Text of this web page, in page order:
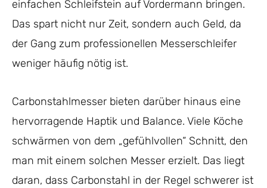
einfachen Schleifstein auf Vordermann bringen.
Das spart nicht nur Zeit, sondern auch Geld, da
der Gang zum professionellen Messerschleifer
weniger häufig nötig ist.
Carbonstahlmesser bieten darüber hinaus eine
hervorragende Haptik und Balance. Viele Köche
schwärmen von dem „gefühlvollen“ Schnitt, den
man mit einem solchen Messer erzielt. Das liegt
daran, dass Carbonstahl in der Regel schwerer ist